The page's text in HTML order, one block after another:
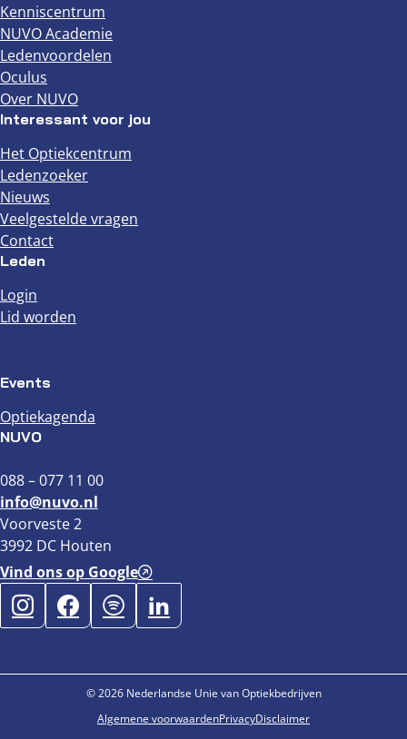
Kenniscentrum
NUVO Academie
Ledenvoordelen
Oculus
Over NUVO
Interessant voor jou
Het Optiekcentrum
Ledenzoeker
Nieuws
Veelgestelde vragen
Contact
Leden
Login
Lid worden
Events
Optiekagenda
NUVO
088 – 077 11 00
info@nuvo.nl
Voorveste 2
3992 DC Houten
Vind ons op Google
© 2026 Nederlandse Unie van Optiekbedrijven
Algemene voorwaardenPrivacyDisclaimer